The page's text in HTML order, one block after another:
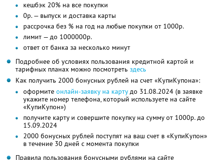
кешбэк 20% на все покупки
0р. — выпуск и доставка карты
рассрочка без % на год на любые покупки от 1000р.
лимит — до 1000000р.
ответ от банка за несколько минут
Подробнее об условиях пользования кредитной картой и
тарифных планах можно посмотреть здесь
Как получить 2000 бонусных рублей на счет «КупиКупона»:
оформите онлайн-заявку на картудо 31.08.2024 (в заявке
укажите номер телефона, который используете на сайте
«КупиКупон»)
получите карту и совершите покупку на сумму от 1000р. до
15.09.2024
2000 бонусных рублей поступят на ваш счет в «КупиКупон»
в течение 30 дней с момента покупки
Правила пользования бонусными рублями на сайте